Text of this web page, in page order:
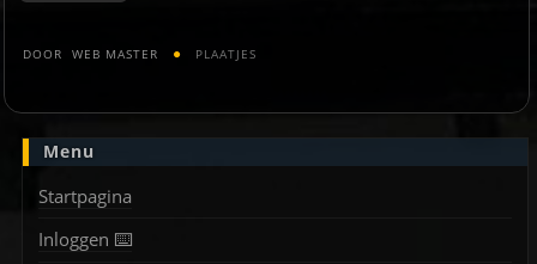
DOOR WEB MASTER PLAATJES
Menu
Startpagina
Inloggen ⌨️